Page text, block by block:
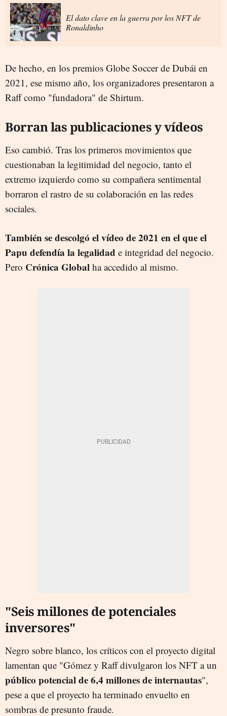
El dato clave en la guerra por los NFT de
Ronaldinho
De hecho, en los premios Globe Soccer de Dubái en
2021, ese mismo año, los organizadores presentaron a
Raff como "fundadora" de Shirtum.
Borran las publicaciones y vídeos
Eso cambió. Tras los primeros movimientos que
cuestionaban la legitimidad del negocio, tanto el
extremo izquierdo como su compañera sentimental
borraron el rastro de su colaboración en las redes
sociales.
También se descolgó el vídeo de 2021 en el que el
Papu defendía la legalidad e integridad del negocio.
Pero Crónica Global ha accedido al mismo.
"Seis millones de potenciales
inversores"
Negro sobre blanco, los críticos con el proyecto digital
lamentan que "Gómez y Raff divulgaron los NFT a un
público potencial de 6,4 millones de internautas",
pese a que el proyecto ha terminado envuelto en
sombras de presunto fraude.